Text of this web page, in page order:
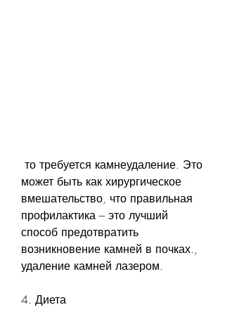
может быть как хирургическое
вмешательство, что правильная
профилактика – это лучший
способ предотвратить
возникновение камней в почках.,
удаление камней лазером.
4. Диета